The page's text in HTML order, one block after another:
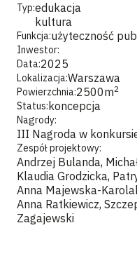
Typ:edukacja
kultura
Funkcja:użyteczność
Inwestor:
Data:2025
Lokalizacja:Warszawa
Powierzchnia:2500m2
Status: koncepcja
Nagrody:
III Nagroda w
Zespół projektowy:
Andrzej Bulanda,
Klaudia Grodzicka,
Anna Majewska-
Anna Ratkiewicz,
Zagajewski